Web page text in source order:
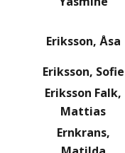
Eriksson, Åsa
Eriksson, Sofie
Eriksson Falk,
Mattias
Ernkrans,